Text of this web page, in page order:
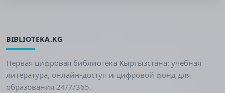
BIBLIOTEKA.KG
Первая цифровая библиотека Кыргызстана: учебная
литература, онлайн-доступ и цифровой фонд для
образования 24/7/365.